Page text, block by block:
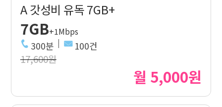
A 갓성비 유독 7GB+
7GB+1Mbps
300분 100건
17,600원
월 5,000원